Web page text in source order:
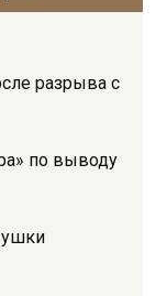
разрыва с
по выводу